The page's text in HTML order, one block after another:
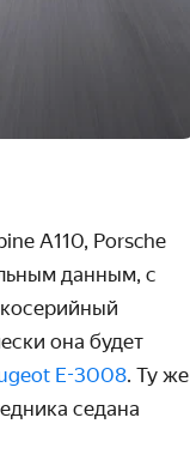
A110, Porsche
данным, с
она будет
E-3008. Ту же
седана